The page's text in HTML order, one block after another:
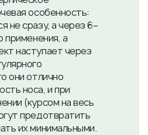
особенность:
не сразу, а через 6–
применения, а
наступает через
они отлично
носа, и при
(курсом на весь
предотвратить
их минимальными.